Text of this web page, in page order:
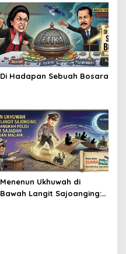
Di Hadapan Sebuah Bosara
Menenun Ukhuwah di
Bawah Langit Sajoanging: